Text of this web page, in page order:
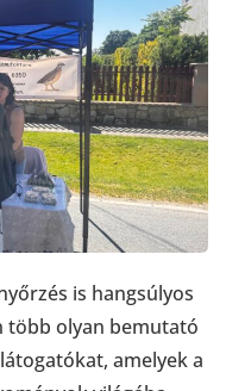
is hangsúlyos
több olyan bemutató
amelyek a